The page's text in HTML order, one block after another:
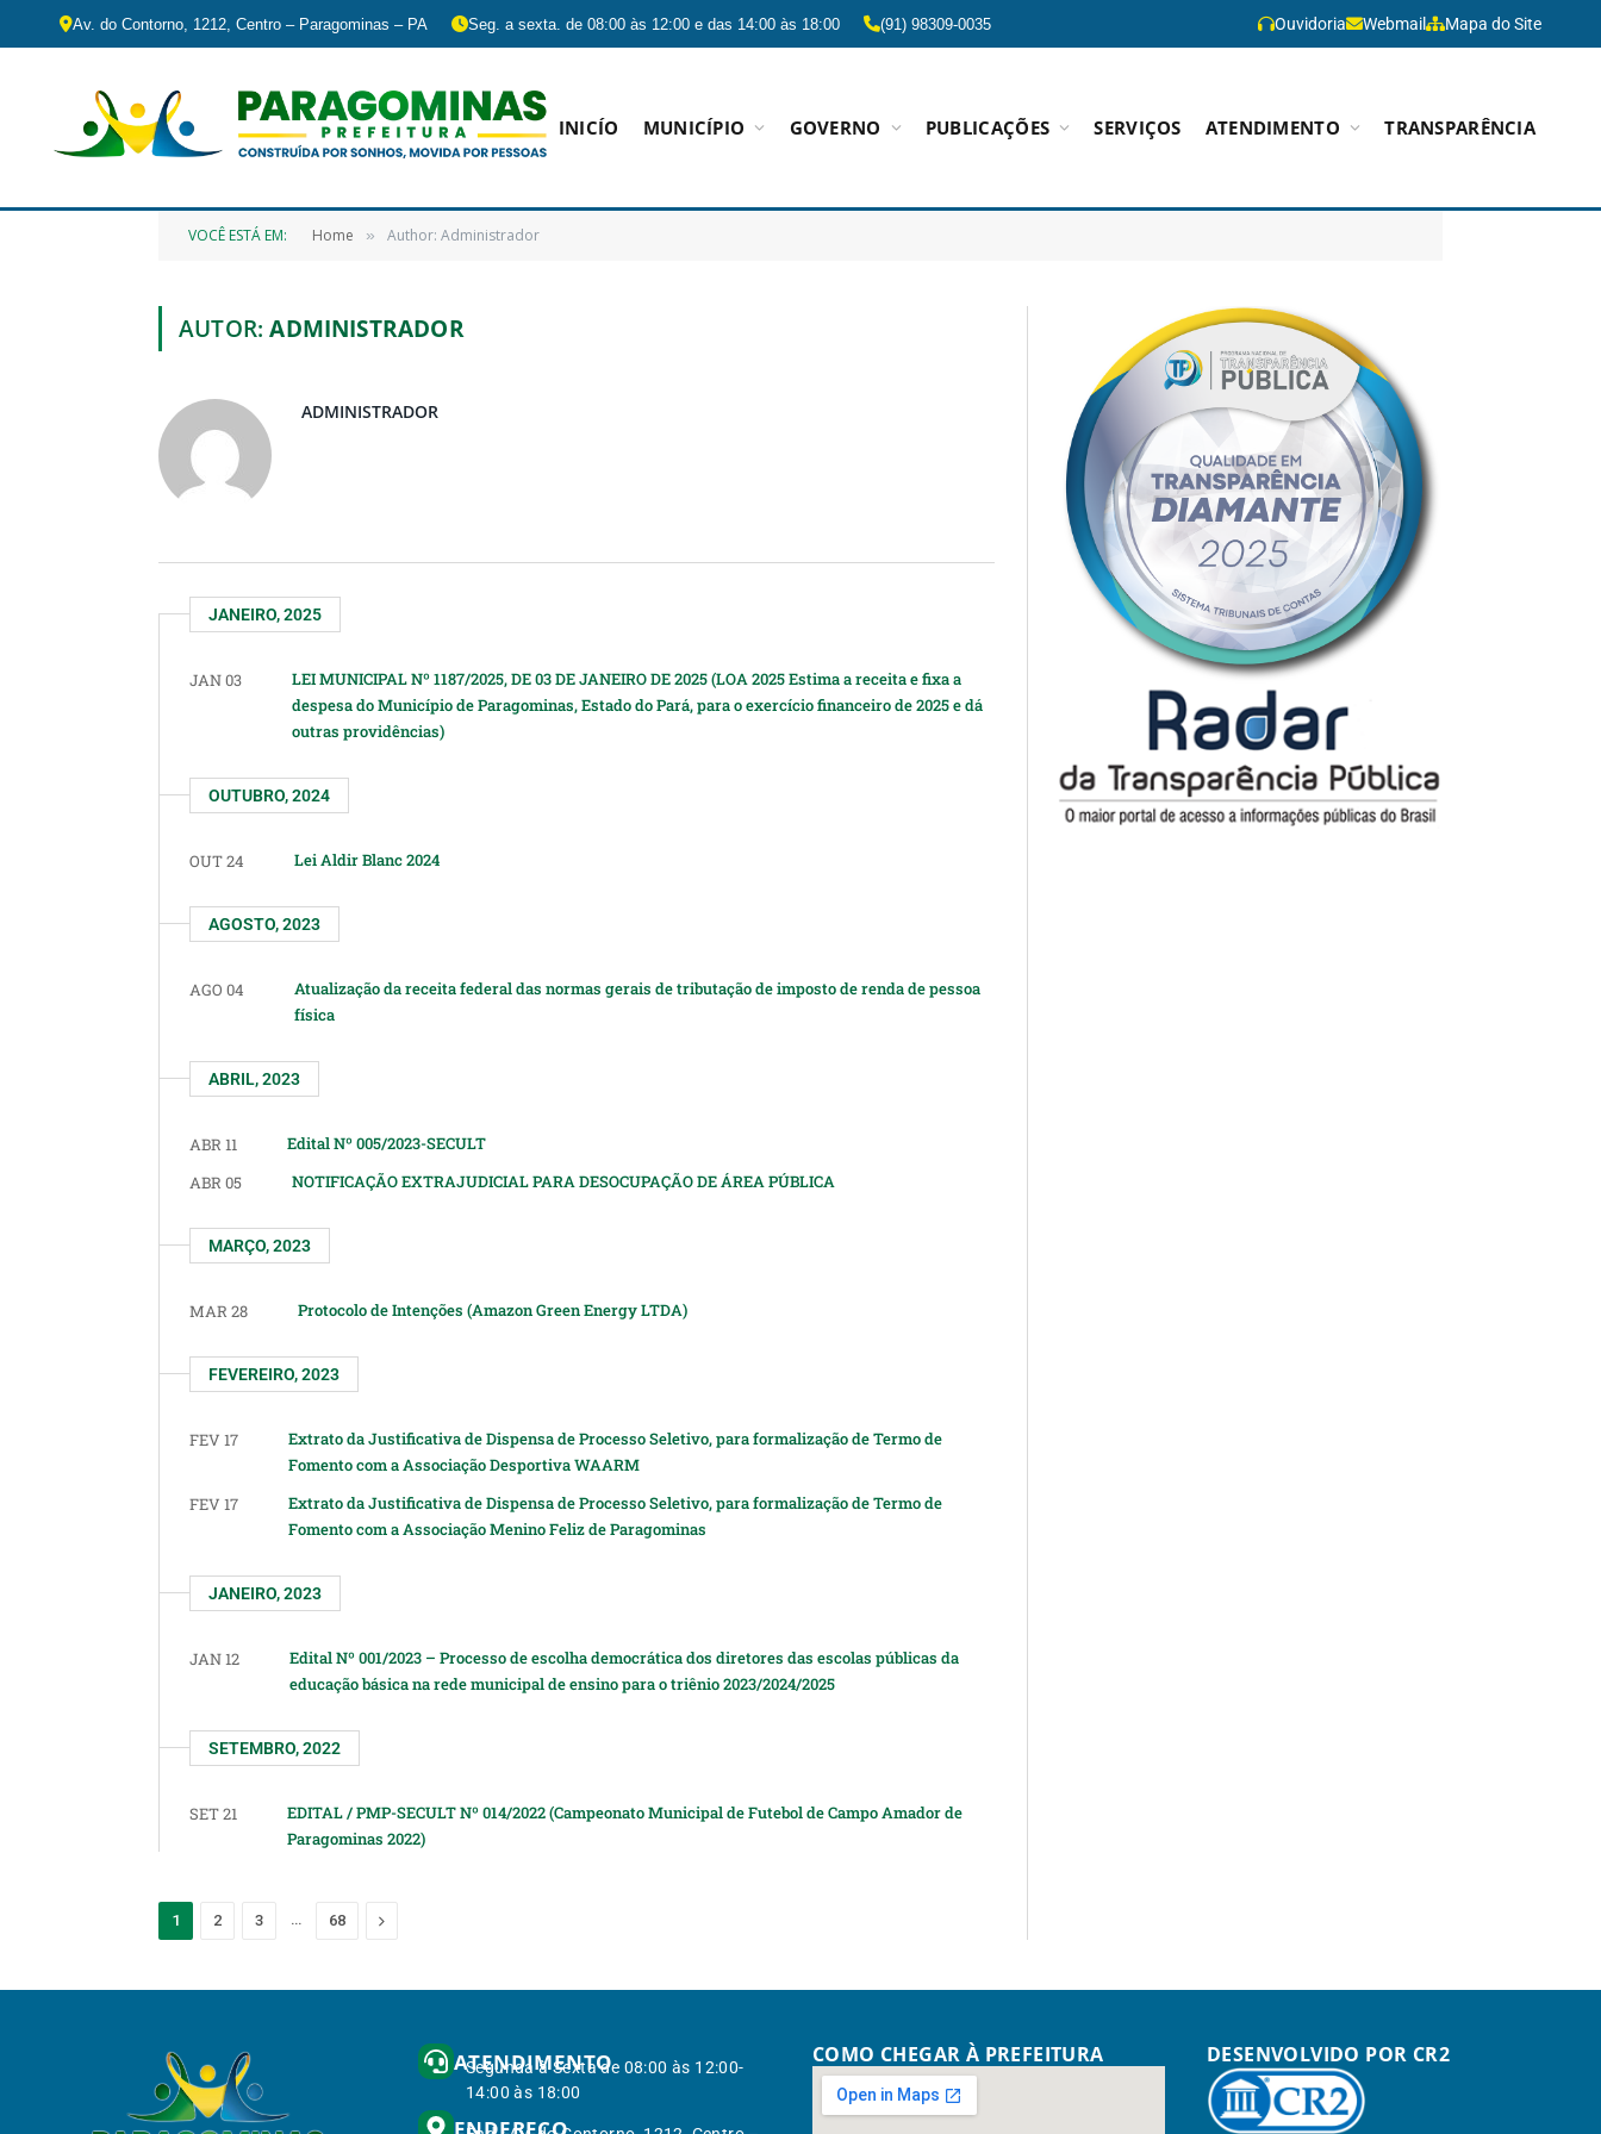
Av. do Contorno, 1212, Centro – Paragominas – PA Seg. a sexta. de 08:00 às 12:00 e das 14:00 às 18:00 (91) 98309-0035 Ouvidoria Webmail Mapa do Site
INICÍO MUNICÍPIO GOVERNO PUBLICAÇÕES SERVIÇOS ATENDIMENTO TRANSPARÊNCIA
VOCÊ ESTÁ EM: Home » Author: Administrador
AUTOR:ADMINISTRADOR
ADMINISTRADOR
JANEIRO, 2025
JAN 03
LEI MUNICIPAL Nº 1187/2025, DE 03 DE JANEIRO DE 2025 (LOA 2025 Estima a receita e fixa a
despesa do Município de Paragominas, Estado do Pará, para o exercício financeiro de 2025 e dá
outras providências)
OUTUBRO, 2024
OUT 24 Lei Aldir Blanc 2024
AGOSTO, 2023
AGO 04
Atualização da receita federal das normas gerais de tributação de imposto de renda de pessoa
física
ABRIL, 2023
ABR 11
Edital Nº 005/2023-SECULT
ABR 05
NOTIFICAÇÃO EXTRAJUDICIAL PARA DESOCUPAÇÃO DE ÁREA PÚBLICA
MARÇO, 2023
MAR 28 Protocolo de Intenções (Amazon Green Energy LTDA)
FEVEREIRO, 2023
FEV 17
Extrato da Justificativa de Dispensa de Processo Seletivo, para formalização de Termo de
Fomento com a Associação Desportiva WAARM
FEV 17
Extrato da Justificativa de Dispensa de Processo Seletivo, para formalização de Termo de
Fomento com a Associação Menino Feliz de Paragominas
JANEIRO, 2023
JAN 12
Edital Nº 001/2023 – Processo de escolha democrática dos diretores das escolas públicas da
educação básica na rede municipal de ensino para o triênio 2023/2024/2025
SETEMBRO, 2022
SET 21
EDITAL / PMP-SECULT Nº 014/2022 (Campeonato Municipal de Futebol de Campo Amador de
Paragominas 2022)
1 2 3 … 68 Next
ATENDIMENTO
Segunda à Sexta de 08:00 às 12:00-
14:00 às 18:00
ENDEREÇO
COMO CHEGAR À PREFEITURA DESENVOLVIDO POR CR2